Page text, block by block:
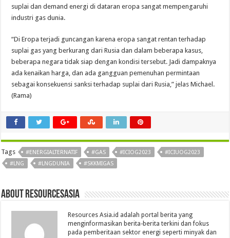
suplai dan demand energi di dataran eropa sangat mempengaruhi
industri gas dunia.
“Di Eropa terjadi guncangan karena eropa sangat rentan terhadap
suplai gas yang berkurang dari Rusia dan dalam beberapa kasus,
beberapa negara tidak siap dengan kondisi tersebut. Jadi dampaknya
ada kenaikan harga, dan ada gangguan pemenuhan permintaan
sebagai konsekuensi sanksi terhadap suplai dari Rusia,” jelas Michael.
(Rama)
Tags #ENERGIALTERNATIF #GAS #ICIOG2023
#ICIUOG2023
#LNG
#LNGDUNIA #SKKMIGAS
About Resourcesasia
Resources Asia.id adalah portal berita yang
menginformasikan berita-berita terkini dan fokus
pada pemberitaan sektor energi seperti minyak dan